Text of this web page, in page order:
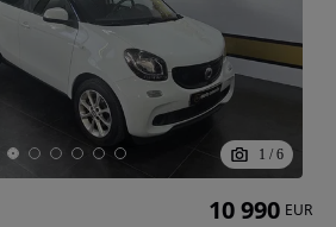
1 / 6
10 990 EUR